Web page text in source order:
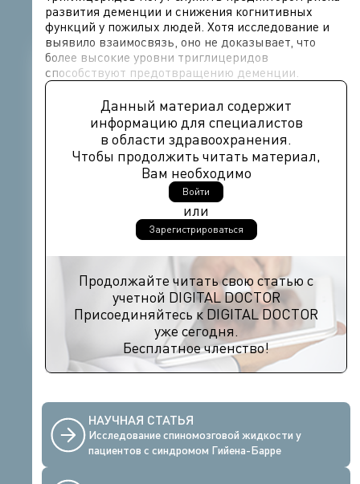
развития деменции и снижения когнитивных
функций у пожилых людей. Хотя исследование и
выявило взаимосвязь, оно не доказывает, что
более высокие уровни триглицеридов
способствуют предотвращению деменции.
Данный материал содержит
информацию для специалистов
в области здравоохранения.
Чтобы продолжить читать материал,
Вам необходимо
Войти
или
Зарегистрироваться
Продолжайте читать свою статью с
учетной DIGITAL DOCTOR
Присоединяйтесь к DIGITAL DOCTOR
уже сегодня.
Бесплатное членство!
НАУЧНАЯ СТАТЬЯ
Исследование спиномозговой жидкости у
пациентов с синдромом Гийена-Барре